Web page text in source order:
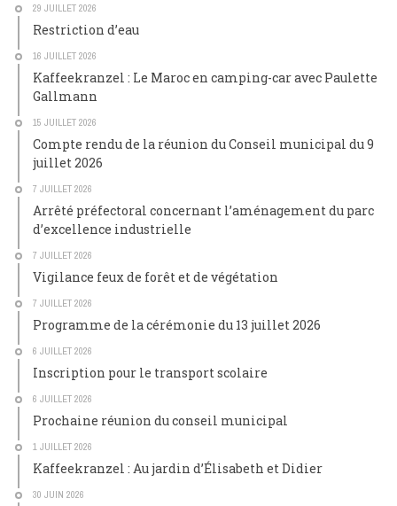
29 JUILLET 2026
Restriction d’eau
16 JUILLET 2026
Kaffeekranzel : Le Maroc en camping-car avec Paulette
Gallmann
15 JUILLET 2026
Compte rendu de la réunion du Conseil municipal du 9
juillet 2026
7 JUILLET 2026
Arrêté préfectoral concernant l’aménagement du parc
d’excellence industrielle
7 JUILLET 2026
Vigilance feux de forêt et de végétation
7 JUILLET 2026
Programme de la cérémonie du 13 juillet 2026
6 JUILLET 2026
Inscription pour le transport scolaire
6 JUILLET 2026
Prochaine réunion du conseil municipal
1 JUILLET 2026
Kaffeekranzel : Au jardin d’Élisabeth et Didier
30 JUIN 2026